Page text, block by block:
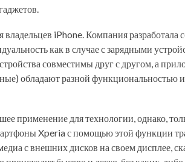
владельцев iPhone. Компания разработала
как в случае с зарядными
совместимы друг с другом, а
обладают разной функциональностью
применение для технологии, однако,
Xperia с помощью этой функции
с внешних дисков на своем дисплее,